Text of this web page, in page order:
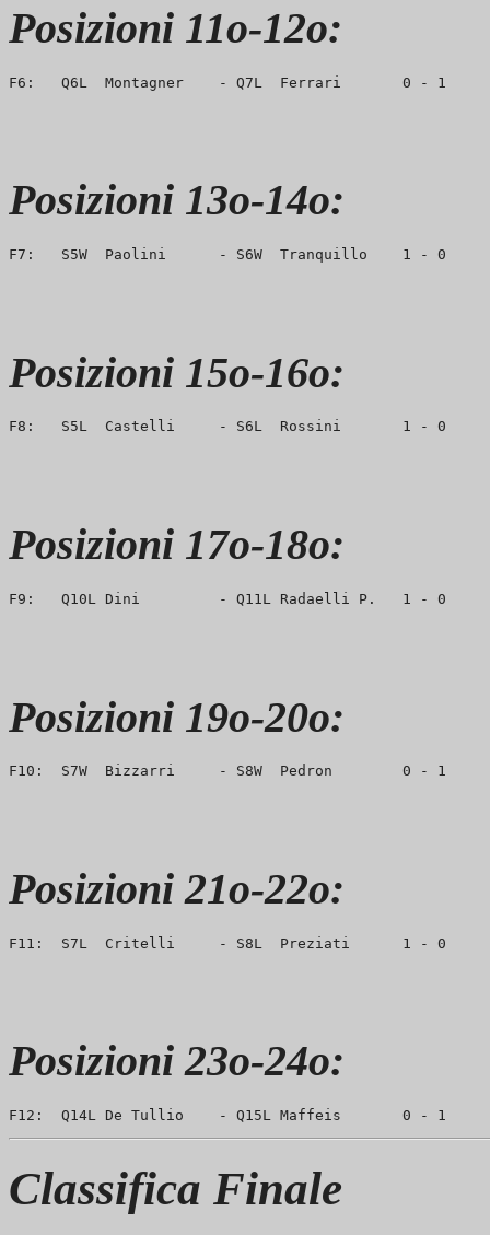
Posizioni 11o-12o:
Posizioni 13o-14o:
Posizioni 15o-16o:
Posizioni 17o-18o:
Posizioni 19o-20o:
Posizioni 21o-22o:
Posizioni 23o-24o:
Classifica Finale